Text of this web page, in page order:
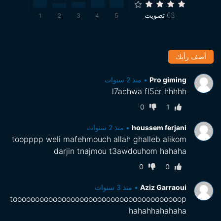
63 تصويت
أضف رأيك
‪Pro giming‬‏
• منذ 2 سنوات
l7achwa fl5er hhhhh
1
0
houssem ferjani
• منذ 2 سنوات
toopppp weli mafehmouch allah ghalleb alikom
darjin tnajmou t3awdouhom hahaha
0
0
Aziz Garraoui
• منذ 3 سنوات
toooooooooooooooooooooooooooooooooooooop
hahahhahahaha